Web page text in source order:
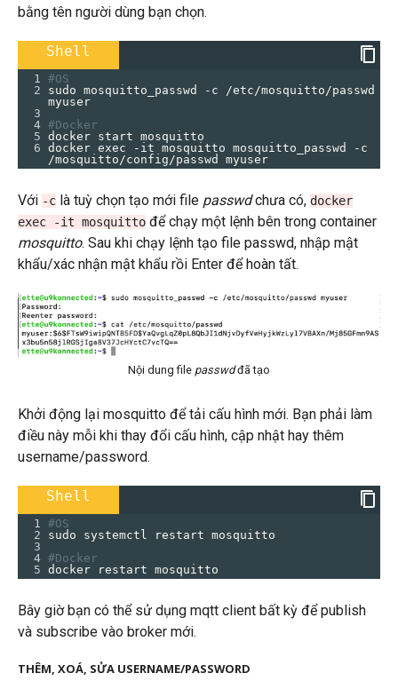
bằng tên người dùng bạn chọn.
Shell
1 #OS
2
sudo mosquitto_passwd -c /etc/mosquitto/passwd
myuser
3
4 #Docker
5 docker start mosquitto
6 docker exec -it mosquitto mosquitto_passwd -c
/mosquitto/config/passwd myuser
Với -clà tuỳ chọn tạo mới file passwdchưa có, docker
exec -it mosquittođể chạy một lệnh bên trong container
mosquitto. Sau khi chạy lệnh tạo file passwd, nhập mật
khẩu/xác nhận mật khẩu rồi Enter để hoàn tất.
Nội dung file passwdđã tạo
Khởi động lại mosquitto để tải cấu hình mới. Bạn phải làm
điều này mỗi khi thay đổi cấu hình, cập nhật hay thêm
username/password.
Shell
1 #OS
2
sudo systemctl restart mosquitto
3
4 #Docker
5 docker restart mosquitto
Bây giờ bạn có thể sử dụng mqtt client bất kỳ để publish
và subscribe vào broker mới.
THÊM, XOÁ, SỬA USERNAME/PASSWORD